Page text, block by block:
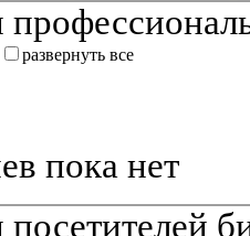
развернуть все
пока нет